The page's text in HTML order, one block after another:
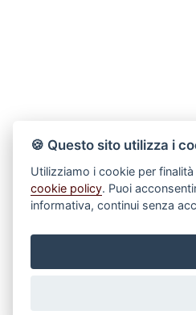
🍪 Questo sito utilizza i
Utilizziamo i cookie per
cookie policy. Puoi
informativa, continui senza